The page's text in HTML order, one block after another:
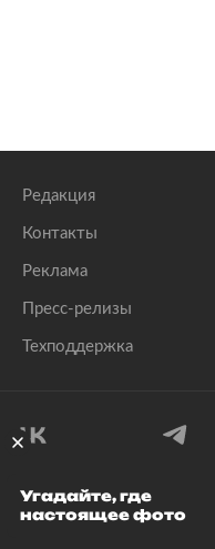
Редакция
Контакты
Реклама
Пресс-релизы
Техподдержка
©
Угадайте, где
настоящее фото